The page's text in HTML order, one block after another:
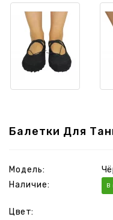
Балетки Для
Модель:
Наличие:
В
Цвет: